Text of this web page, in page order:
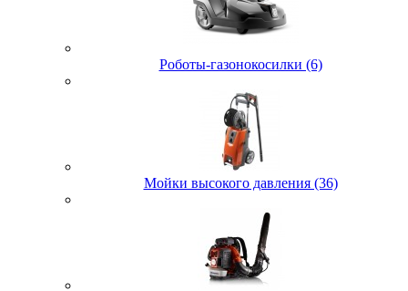
Роботы-газонокосилки (6)
Мойки высокого давления (36)